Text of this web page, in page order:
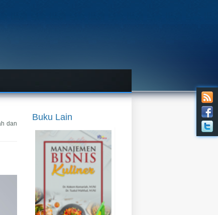
dan
Buku Lain